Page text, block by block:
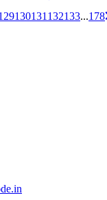
130131 132133...178